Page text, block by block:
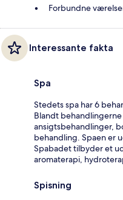
Forbundne
Interessante fakta
Spa
Stedets spa har 6
Blandt
ansigtsbehandlinger,
behandling. Spaen er
Spabadet tilbyder et
aromaterapi,
Spisning